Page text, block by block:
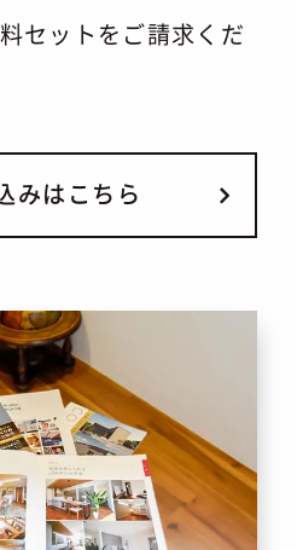
セットをご請求くだ
みは こ ち ら